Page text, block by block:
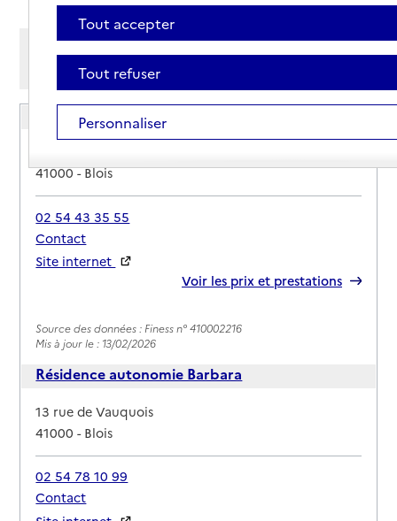
Afficher les résultats par:
Mode liste
Mode carte
Résidence autonomie Lumière
41000-Blois
02 54 43 35 55
Contact
Site internet
Voir les prix et prestations
Source des données : Finess n° 410002216
Mis à jour le : 13/02/2026
Résidence autonomie Barbara
Adresse
13 rue de Vauquois
41000-Blois
02 54 78 10 99
Contact
Tout accepter
Tout refuser
Personnaliser